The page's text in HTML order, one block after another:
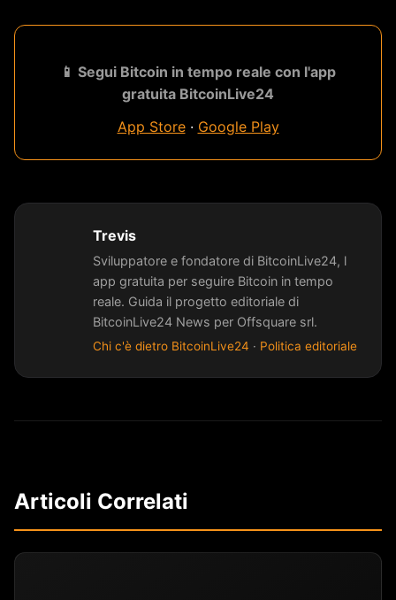
📱 Segui Bitcoin in tempo reale con l'app
gratuita BitcoinLive24
App Store· Google Play
Trevis
Sviluppatore e fondatore di BitcoinLive24, l
app gratuita per seguire Bitcoin in tempo
reale. Guida il progetto editoriale di
BitcoinLive24 News per Offsquare srl.
Chi c'è dietro BitcoinLive24 · Politica editoriale
Articoli Correlati